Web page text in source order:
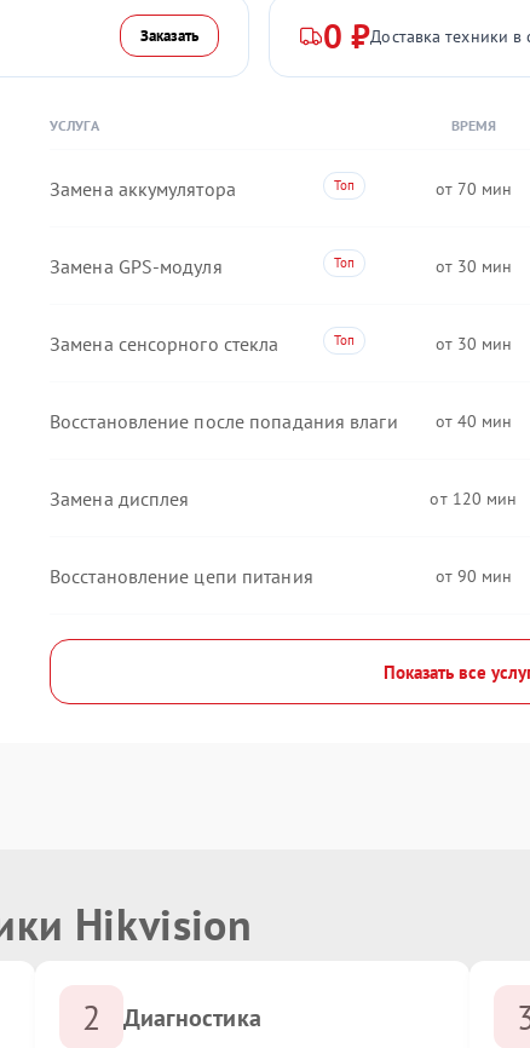
Заказать 0 ₽Доставка техники в
УСЛУГА ВРЕМЯ
Замена аккумулятора 70
Замена GPS-модуля 30
Замена сенсорного стекла 30
Восстановление после попадания влаги 40
Замена дисплея 120
Восстановление цепи питания 90
Показать все
Hikvision
2 Диагностика